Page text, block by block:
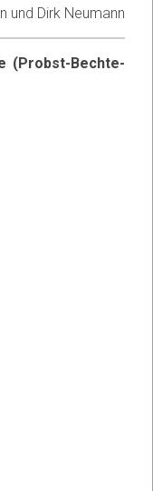
und Dirk Neumann
(Probst-Bechte-